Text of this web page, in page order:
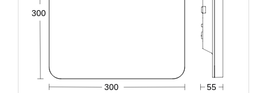
55
300
300